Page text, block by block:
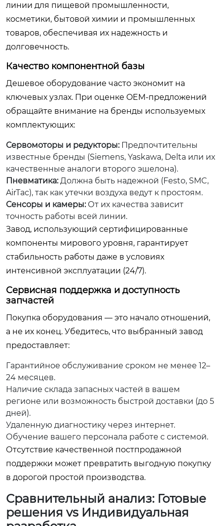
линии для пищевой промышленности,
косметики, бытовой химии и промышленных
товаров, обеспечивая их надежность и
долговечность.
Качество компонентной базы
Дешевое оборудование часто экономит на
ключевых узлах. При оценке OEM-предложений
обращайте внимание на бренды используемых
комплектующих:
Сервомоторы и редукторы:Предпочтительны
известные бренды (Siemens, Yaskawa, Delta или их
качественные аналоги второго эшелона).
Пневматика:Должна быть надежной (Festo, SMC,
AirTac), так как утечки воздуха ведут к простоям.
Сенсоры и камеры:От их качества зависит
точность работы всей линии.
Завод, использующий сертифицированные
компоненты мирового уровня, гарантирует
стабильность работы даже в условиях
интенсивной эксплуатации (24/7).
Сервисная поддержка и доступность
запчастей
Покупка оборудования — это начало отношений,
а не их конец. Убедитесь, что выбранный завод
предоставляет:
Гарантийное обслуживание сроком не менее 12–
24 месяцев.
Наличие склада запасных частей в вашем
регионе или возможность быстрой доставки (до 5
дней).
Удаленную диагностику через интернет.
Обучение вашего персонала работе с системой.
Отсутствие качественной постпродажной
поддержки может превратить выгодную покупку
в дорогой простой производства.
Сравнительный анализ: Готовые
решения vs Индивидуальная